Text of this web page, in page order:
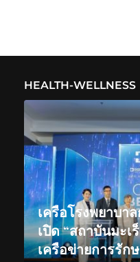
HEALTH-WELLNESS
เครือโรงพยาบา
เปิด “สถาบันมะเ
เครือข่ายการรัก